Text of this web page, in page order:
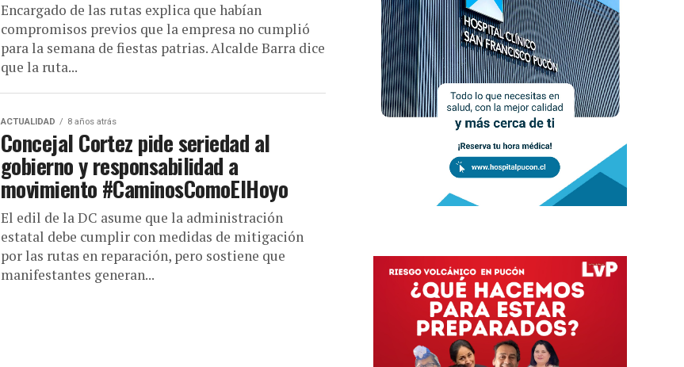
Encargado de las rutas explica que habían
compromisos previos que la empresa no cumplió
para la semana de fiestas patrias. Alcalde Barra dice
que la ruta...
ACTUALIDAD 8 años atrás
Concejal Cortez pide seriedad al
gobierno y responsabilidad a
movimiento #CaminosComoElHoyo
El edil de la DC asume que la administración
estatal debe cumplir con medidas de mitigación
por las rutas en reparación, pero sostiene que
manifestantes generan...